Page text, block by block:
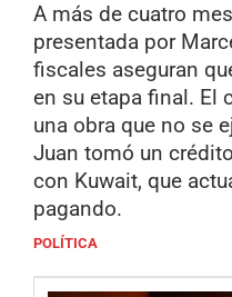
A más de cuatro
presentada por
fiscales aseguran
en su etapa final. El
una obra que no se
Juan tomó un
con Kuwait, que
pagando.
POLÍTICA